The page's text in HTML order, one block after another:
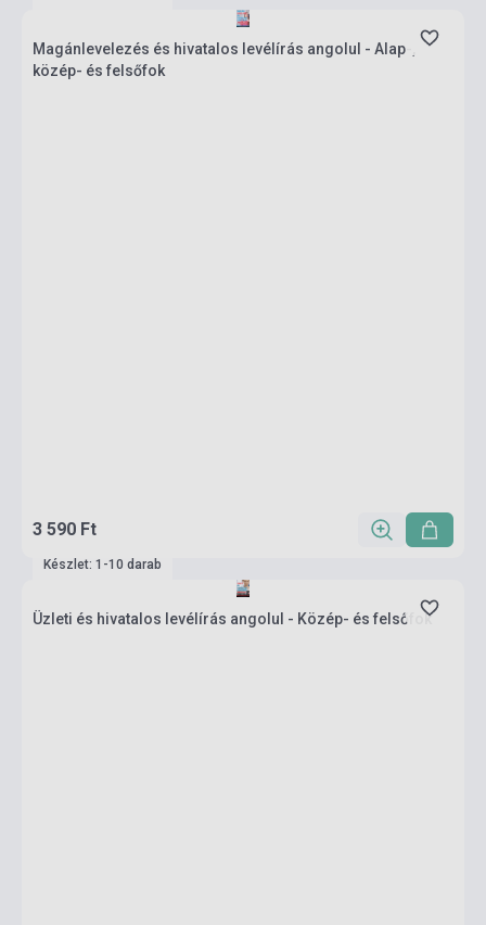
Magánlevelezés és hivatalos levélírás angolul - Alap-,
közép- és felsőfok
3 590 Ft
Készlet: 1-10 darab
Üzleti és hivatalos levélírás angolul - Közép- és felsőfok